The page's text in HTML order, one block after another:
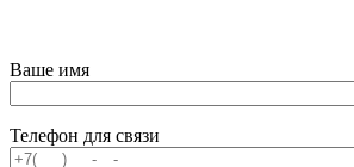
Ваше имя
Телефон для связи